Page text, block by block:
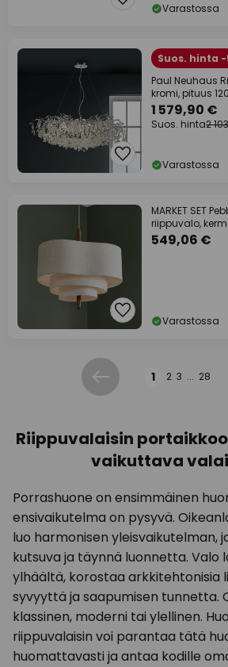
Varastossa
Suos. hinta
Paul Neuhaus
kromi, pituus
1 579,90 €
Suos. hinta2
Varastossa
MARKET SET
riippuvalo,
549,06 €
Varastossa
Edellinen 1 2 3 ... 28
Riippuvalaisin
vaikuttava
Porrashuone on ensimmäinen
ensivaikutelma on pysyvä.
luo harmonisen yleisvaikutelman,
kutsuva ja täynnä luonnetta. Valo
ylhäältä, korostaa arkkitehtonisia
syvyyttä ja saapumisen tunnetta.
klassinen, moderni tai ylellinen.
riippuvalaisin voi parantaa tätä
huomattavasti ja antaa kodille